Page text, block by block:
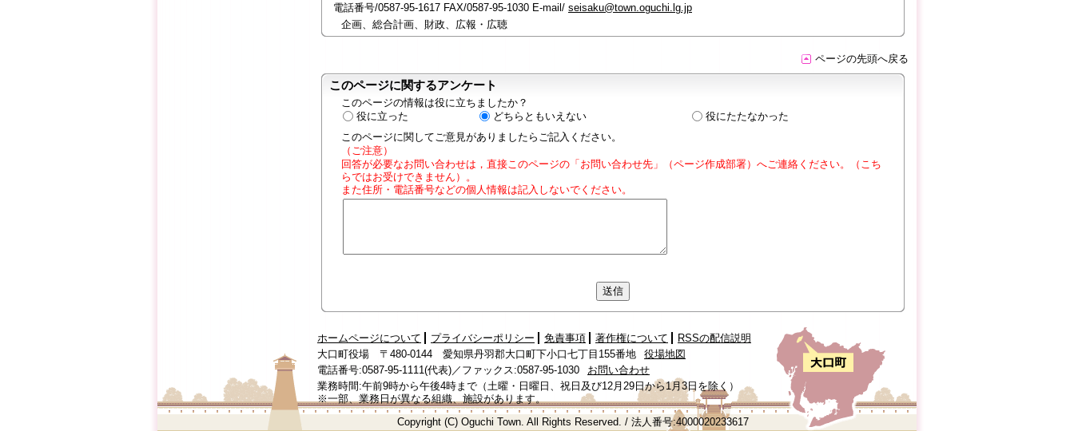
電話番号/0587-95-1617 FAX/0587-95-1030 E-mail/ seisaku@town.oguchi.lg.jp
企画、総合計画、財政、広報・広聴
ページの先頭へ戻る
このページに関するアンケート
このページの情報は役に立ちましたか？
役に立った
どちらともいえない
役にたたなかった
このページに関してご意見がありましたらご記入ください。
（ご注意）
回答が必要なお問い合わせは，直接このページの「お問い合わせ先」（ページ作成部署）へご連絡ください。（こち
らではお受けできません）。
また住所・電話番号などの個人情報は記入しないでください。
ホームページについて プライバシーポリシー 免責事項 著作権について
RSSの配信説明
大口町役場 〒480-0144 愛知県丹羽郡大口町下小口七丁目155番地
役場地図
電話番号:0587-95-1111(代表)／ファックス:0587-95-1030
お問い合わせ
業務時間:午前9時から午後4時まで（土曜・日曜日、祝日及び12月29日から1月3日を除く）
※一部、業務日が異なる組織、施設があります。
Copyright (C) Oguchi Town. All Rights Reserved. / 法人番号:4000020233617